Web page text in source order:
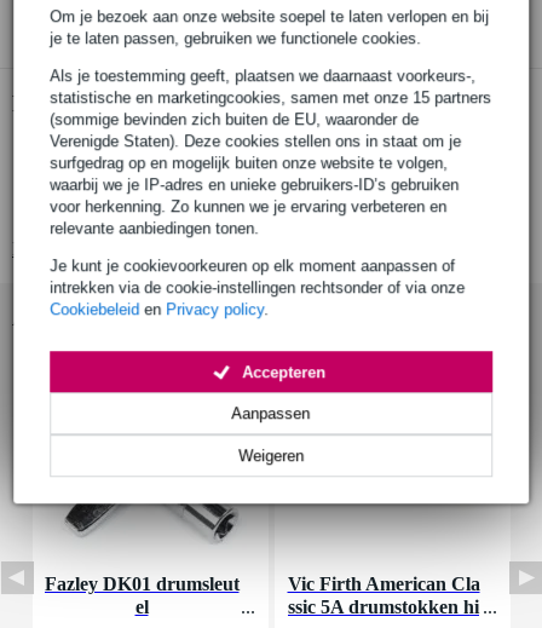
Om je bezoek aan onze website soepel te laten verlopen en bij
je te laten passen, gebruiken we functionele cookies.
Als je toestemming geeft, plaatsen we daarnaast voorkeurs-,
statistische en marketingcookies, samen met onze 15 partners
(sommige bevinden zich buiten de EU, waaronder de
Verenigde Staten). Deze cookies stellen ons in staat om je
surfgedrag op en mogelijk buiten onze website te volgen,
waarbij we je IP-adres en unieke gebruikers-ID’s gebruiken
voor herkenning. Zo kunnen we je ervaring verbeteren en
relevante aanbiedingen tonen.
Je kunt je cookievoorkeuren op elk moment aanpassen of
intrekken via de cookie-instellingen rechtsonder of via onze
Cookiebeleid en Privacy policy.
Weigeren
Aanpassen
Accepteren
Start de check
Productinformatie
slagvel voor 14 inch floortom/snare
met coating, voor extra warmte
enkele laag van 7.5 mil Mylar
Accessoires (10)
Fazley DK01 drumsleut
el
Vic Firth American Cla
ssic 5A drumstokken hi